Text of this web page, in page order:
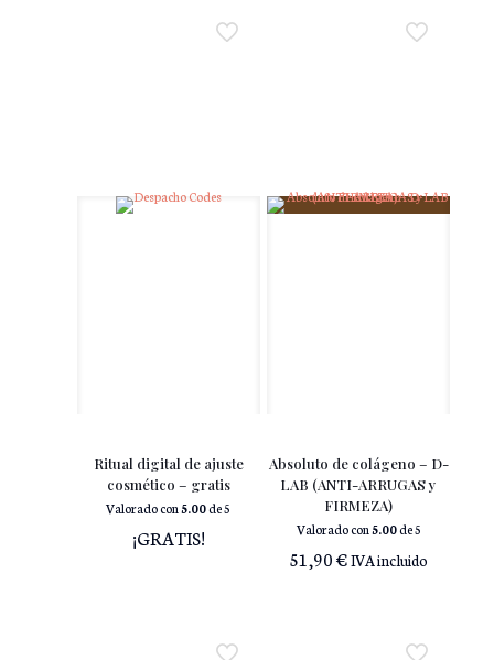
Ritual digital de ajuste
cosmético – gratis
Valorado con5.00de 5
¡GRATIS!
Absoluto de colágeno – D-
LAB (ANTI-ARRUGAS y
FIRMEZA)
Valorado con5.00de 5
51,90€IVA incluido